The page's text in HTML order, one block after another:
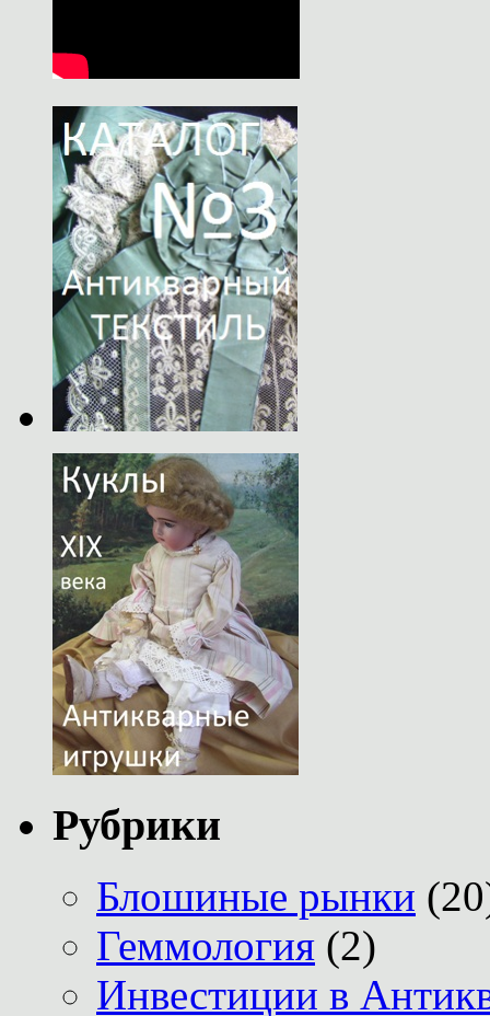
Рубрики
Блошиные рынки
Геммология (2)
Инвестиции в